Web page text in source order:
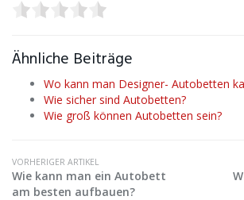
Ähnliche Beiträge
Wo kann man Designer- Autobetten
Wie sicher sind Autobetten?
Wie groß können Autobetten sein?
VORHERIGER ARTIKEL
Wie kann man ein Autobett
am besten aufbauen?